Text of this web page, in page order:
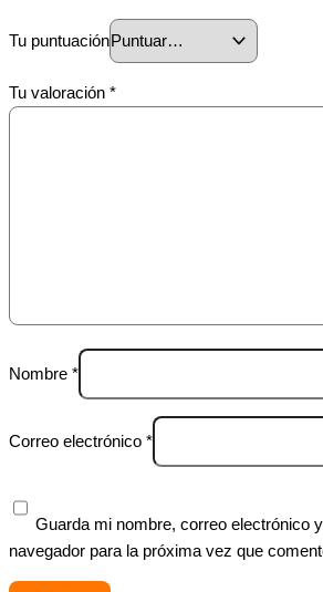
Tu puntuación
Tu valoración *
Nombre *
Correo electrónico *
Guarda mi nombre, correo electrónico
navegador para la próxima vez que